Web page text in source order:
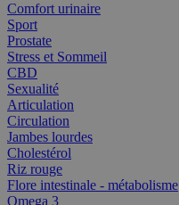
Comfort urinaire
Sport
Prostate
Stress et Sommeil
CBD
Sexualité
Articulation
Circulation
Jambes lourdes
Cholestérol
Riz rouge
Flore intestinale - métabolisme
Omega 3